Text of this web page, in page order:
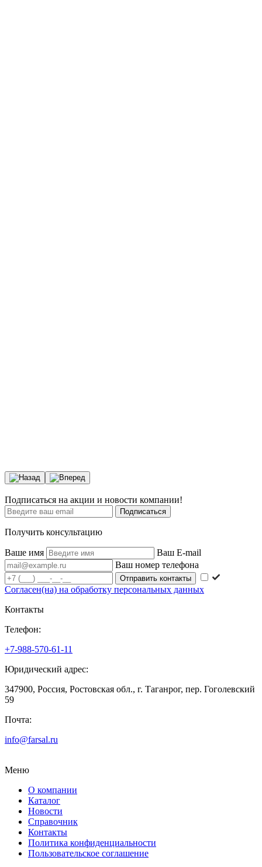
Подписаться на акции и новости компании!
Подписаться
Получить консультацию
Ваше имя
Ваш E-mail
Ваш номер телефона
Согласен(на) на обработку персональных данных
Контакты
Телефон:
+7-988-570-61-11
Юридический адрес:
347900, Россия, Ростовская обл., г. Таганрог, пер. Гоголевский
59
Почта:
info@farsal.ru
Меню
О компании
Каталог
Новости
Cправочник
Контакты
Политика конфиденциальности
Пользовательское соглашение